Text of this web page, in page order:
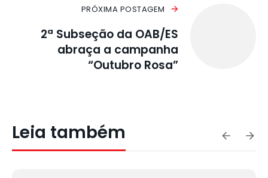
PRÓXIMA POSTAGEM
2ª Subseção da OAB/ES
abraça a campanha
“Outubro Rosa”
Leia também